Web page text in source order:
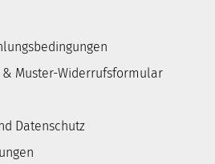
Muster-Widerrufsformular
Datenschutz